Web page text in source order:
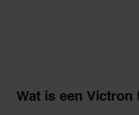
€
Wat is een Victron